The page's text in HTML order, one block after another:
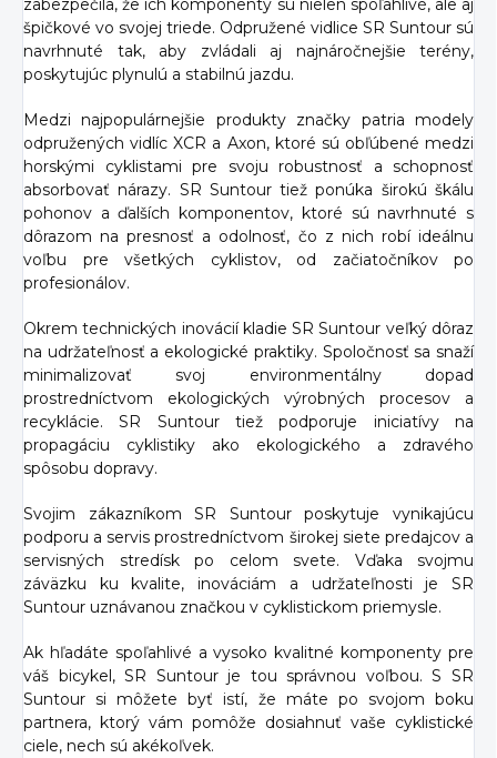
zabezpečila, že ich komponenty sú nielen spoľahlivé, ale aj
špičkové vo svojej triede. Odpružené vidlice SR Suntour sú
navrhnuté tak, aby zvládali aj najnáročnejšie terény,
poskytujúc plynulú a stabilnú jazdu.
Medzi najpopulárnejšie produkty značky patria modely
odpružených vidlíc XCR a Axon, ktoré sú obľúbené medzi
horskými cyklistami pre svoju robustnosť a schopnosť
absorbovať nárazy. SR Suntour tiež ponúka širokú škálu
pohonov a ďalších komponentov, ktoré sú navrhnuté s
dôrazom na presnosť a odolnosť, čo z nich robí ideálnu
voľbu pre všetkých cyklistov, od začiatočníkov po
profesionálov.
Okrem technických inovácií kladie SR Suntour veľký dôraz
na udržateľnosť a ekologické praktiky. Spoločnosť sa snaží
minimalizovať svoj environmentálny dopad
prostredníctvom ekologických výrobných procesov a
recyklácie. SR Suntour tiež podporuje iniciatívy na
propagáciu cyklistiky ako ekologického a zdravého
spôsobu dopravy.
Svojim zákazníkom SR Suntour poskytuje vynikajúcu
podporu a servis prostredníctvom širokej siete predajcov a
servisných stredísk po celom svete. Vďaka svojmu
záväzku ku kvalite, inováciám a udržateľnosti je SR
Suntour uznávanou značkou v cyklistickom priemysle.
Ak hľadáte spoľahlivé a vysoko kvalitné komponenty pre
váš bicykel, SR Suntour je tou správnou voľbou. S SR
Suntour si môžete byť istí, že máte po svojom boku
partnera, ktorý vám pomôže dosiahnuť vaše cyklistické
ciele, nech sú akékoľvek.